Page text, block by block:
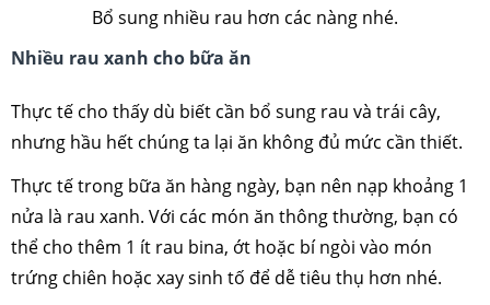
Bổ sung nhiều rau hơn các nàng nhé.
Nhiều rau xanh cho bữa ăn
Thực tế cho thấy dù biết cần bổ sung rau và trái cây,
nhưng hầu hết chúng ta lại ăn không đủ mức cần thiết.
Thực tế trong bữa ăn hàng ngày, bạn nên nạp khoảng 1
nửa là rau xanh. Với các món ăn thông thường, bạn có
thể cho thêm 1 ít rau bina, ớt hoặc bí ngòi vào món
trứng chiên hoặc xay sinh tố để dễ tiêu thụ hơn nhé.